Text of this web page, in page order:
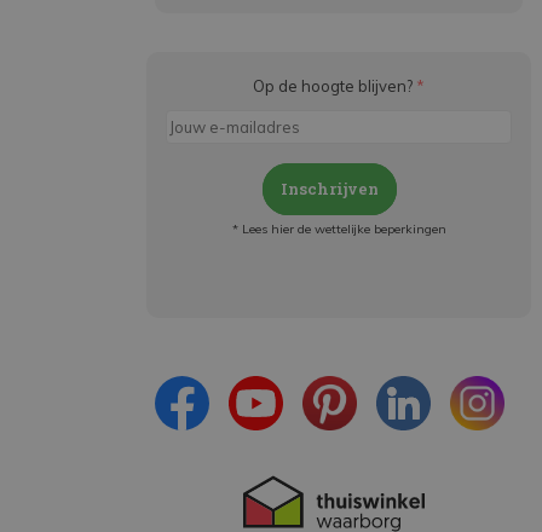
Op de hoogte blijven? *
Inschrijven
* Lees hier de wettelijke beperkingen